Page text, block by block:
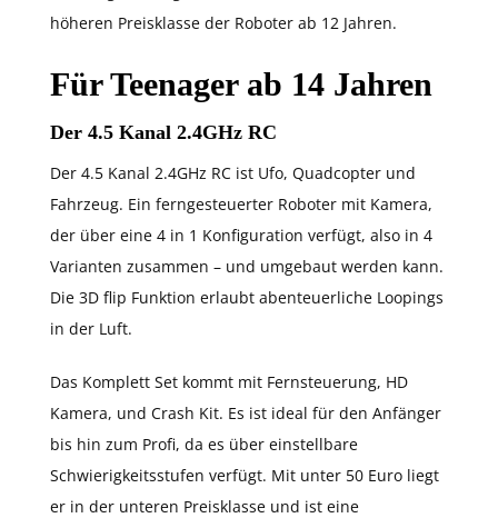
höheren Preisklasse der Roboter ab 12 Jahren.
Für Teenager ab 14 Jahren
Der 4.5 Kanal 2.4GHz RC
Der 4.5 Kanal 2.4GHz RC ist Ufo, Quadcopter und
Fahrzeug. Ein ferngesteuerter Roboter mit Kamera,
der über eine 4 in 1 Konfiguration verfügt, also in 4
Varianten zusammen – und umgebaut werden kann.
Die 3D flip Funktion erlaubt abenteuerliche Loopings
in der Luft.
Das Komplett Set kommt mit Fernsteuerung, HD
Kamera, und Crash Kit. Es ist ideal für den Anfänger
bis hin zum Profi, da es über einstellbare
Schwierigkeitsstufen verfügt. Mit unter 50 Euro liegt
er in der unteren Preisklasse und ist eine